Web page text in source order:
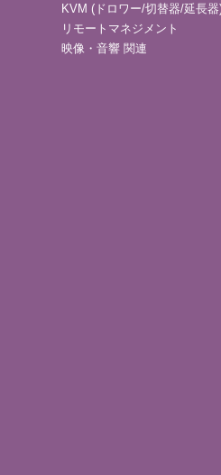
KVM (ドロワー/切替器/延長器
リモートマネジメント
映像・音響 関連